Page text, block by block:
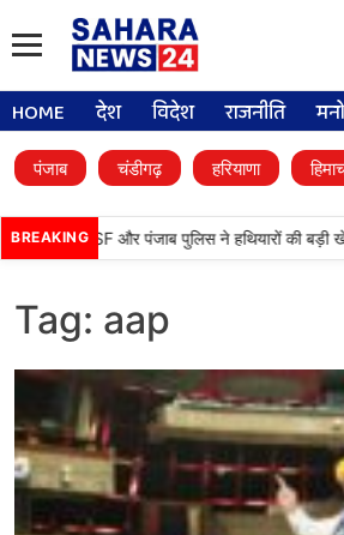
HOME देश विदेश राजनीति
पंजाब चंडीगढ़ हरियाणा
BREAKING
कामयाबी, BSF और पंजाब पुलिस ने हथियारों की बड़ी
Tag: aap